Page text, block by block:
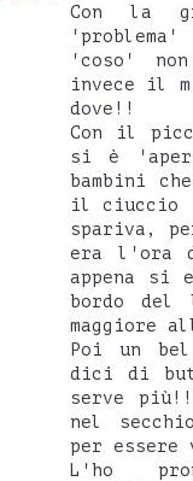
Con la
'coso'
invece il
dove!!
Con il
si è
bambini
il ciuccio
spariva,
era l'ora
appena si
bordo
maggiore
Poi un
dici di
serve
nel
per essere
L'ho